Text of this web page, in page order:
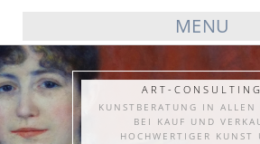
MENU
ART-CONSULTING
KUNSTBERATUNG IN ALLEN
BEI KAUF UND
HOCHWERTIGER KUNST